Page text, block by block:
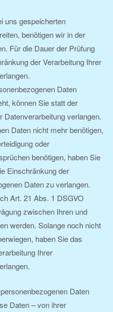
uns gespeicherten
benötigen wir in der
Für die Dauer der Prüfung
der Verarbeitung Ihrer
Daten
können Sie statt der
Datenverarbeitung verlangen.
Daten nicht mehr benötigen,
oder
benötigen, haben Sie
Einschränkung der
Daten zu verlangen.
Art. 21 Abs. 1 DSGVO
zwischen Ihren und
werden. Solange noch nicht
haben Sie das
Ihrer
Daten
Daten – von ihrer